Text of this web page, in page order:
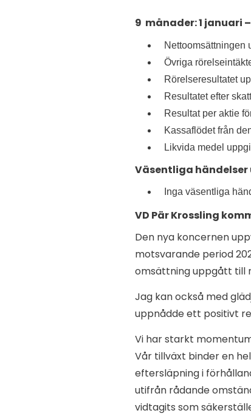
9 månader: 1 januari
Nettoomsättningen
Övriga
Rörelseresultatet
Resultatet efter
Resultat per aktie
Kassaflödet från
Likvida medel
Väsentliga händelser
Inga väsentliga
VD Pär Krossling
Den nya koncernen
motsvarande period
omsättning uppgått till
Jag kan också med
uppnådde ett positivt
Vi har starkt
Vår tillväxt binder en
eftersläpning i
utifrån rådande
vidtagits som